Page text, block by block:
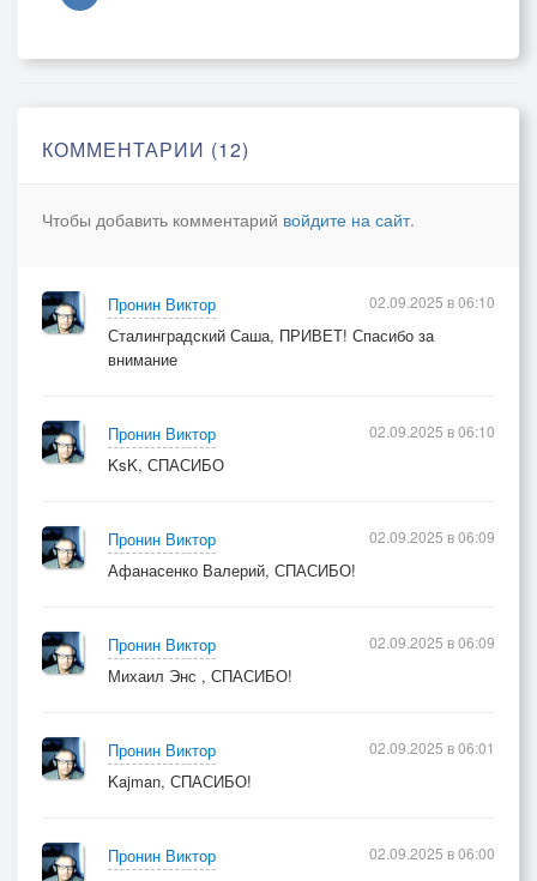
КОММЕНТАРИИ (12)
Чтобы добавить комментарий войдите на сайт.
Пронин Виктор
Сталинградский Саша, ПРИВЕТ! Спасибо за
внимание
02.09.2025 в 06:10
Пронин Виктор
KsK, СПАСИБО
02.09.2025 в 06:10
Пронин Виктор
Афанасенко Валерий, СПАСИБО!
02.09.2025 в 06:09
Пронин Виктор
Михаил Энс , СПАСИБО!
02.09.2025 в 06:09
Пронин Виктор
Kajman, СПАСИБО!
02.09.2025 в 06:01
Пронин Виктор
02.09.2025 в 06:00